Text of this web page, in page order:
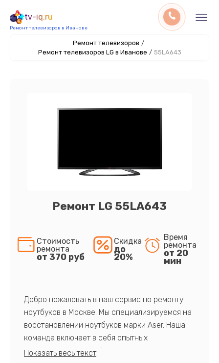
tv-iq.ru
Ремонт телевизоров в Иванове
Ремонт телевизоров /
Ремонт телевизоров LG в Иванове / 55LA643
Ремонт LG 55LA643
Стоимость
ремонта
от 370 руб
Скидка
до
20%
Время
ремонта
от 20
мин
Добро пожаловать в наш сервис по ремонту
ноутбуков в Москве. Мы специализируемся на
восстановлении ноутбуков марки Aser. Наша
команда включает в себя опытных
профессионалов с обширными знаниями и